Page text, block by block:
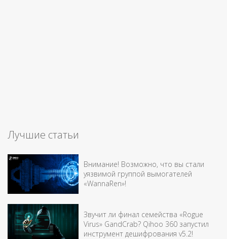
Лучшие статьи
Внимание! Возможно, что вы стали
уязвимой группой вымогателей
«WannaRen»!
Звучит ли финал семейства «Rogue
Virus» GandCrab? Qihoo 360 запустил
инструмент дешифрования v5.2!